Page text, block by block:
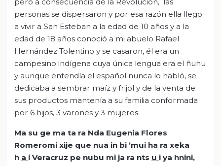
personas se dispersaron y por esa razón ella llego
a vivir a San Esteban a la edad de 10 años y a la
edad de 18 años conoció a mi abuelo Rafael
Hernández Tolentino y se casaron, él era un
campesino indígena cuya única lengua era el ñuhu
y aunque entendía el español nunca lo habló, se
dedicaba a sembrar maíz y frijol y de la venta de
sus productos mantenía a su familia conformada
por 6 hijos, 3 varones y 3 mujeres.
Ma su ge ma ta ra Nda Eugenia Flores
Romeromi xije que nua in bi ’mui ha ra xeka
h a i Veracruz pe nubu mi ja ra nts u i ya hnini,